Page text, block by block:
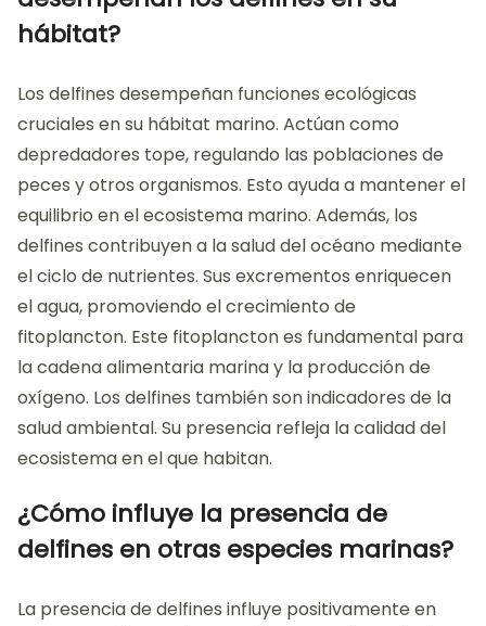
hábitat?
Los delfines desempeñan funciones ecológicas
cruciales en su hábitat marino. Actúan como
depredadores tope, regulando las poblaciones de
peces y otros organismos. Esto ayuda a mantener el
equilibrio en el ecosistema marino. Además, los
delfines contribuyen a la salud del océano mediante
el ciclo de nutrientes. Sus excrementos enriquecen
el agua, promoviendo el crecimiento de
fitoplancton. Este fitoplancton es fundamental para
la cadena alimentaria marina y la producción de
oxígeno. Los delfines también son indicadores de la
salud ambiental. Su presencia refleja la calidad del
ecosistema en el que habitan.
¿Cómo influye la presencia de
delfines en otras especies marinas?
La presencia de delfines influye positivamente en